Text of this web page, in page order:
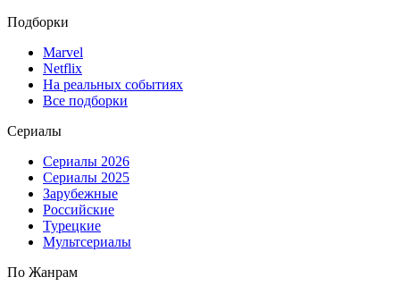
Подборки
Marvel
Netflix
На реальных событиях
Все подборки
Сериалы
Сериалы 2026
Сериалы 2025
Зарубежные
Российские
Турецкие
Мультсериалы
По Жанрам